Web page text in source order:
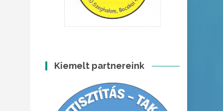
Kiemelt partnereink